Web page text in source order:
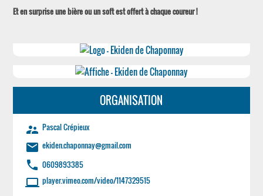
Et en surprise une bière ou un soft est offert à chaque coureur !
ORGANISATION
supervisor_account Pascal Crépieux
email ekiden.chaponnay@gmail.com
phone 0609893385
laptop player.vimeo.com/video/1147329515